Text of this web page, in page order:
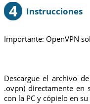
4 Instrucciones
Importante: OpenVPN
Descargue el archivo
.ovpn) directamente en
con la PC y cópielo en